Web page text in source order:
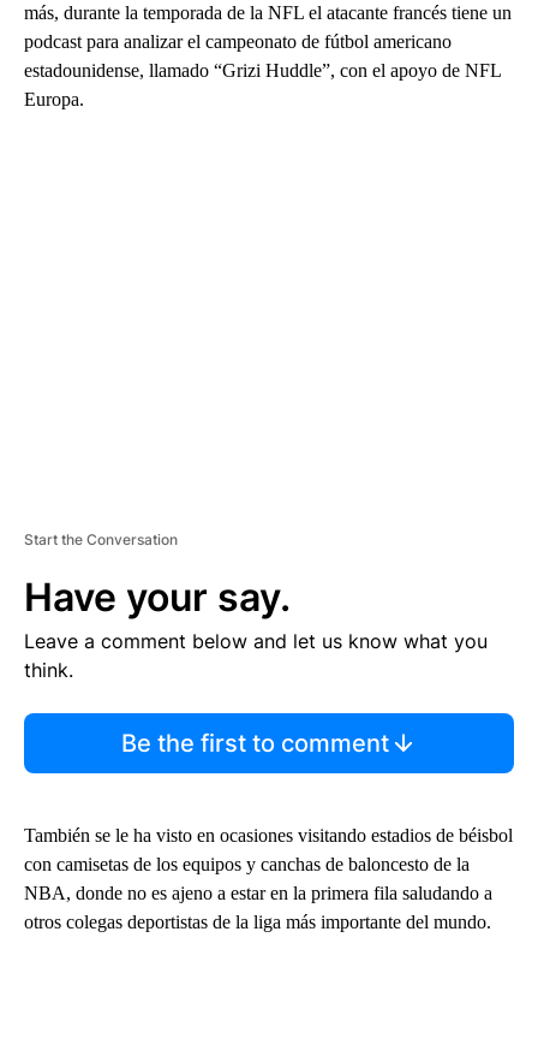
más, durante la temporada de la NFL el atacante francés tiene un
podcast para analizar el campeonato de fútbol americano
estadounidense, llamado “Grizi Huddle”, con el apoyo de NFL
Europa.
Start the Conversation
Have your say.
Leave a comment below and let us know what you
think.
Be the first to comment
También se le ha visto en ocasiones visitando estadios de béisbol
con camisetas de los equipos y canchas de baloncesto de la
NBA, donde no es ajeno a estar en la primera fila saludando a
otros colegas deportistas de la liga más importante del mundo.